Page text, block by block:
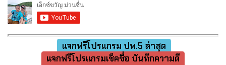
แจกฟรีโปรแกรม ปพ.5 ล่าสุด
แจกฟรีโปรแกรมเช็คชื่อ บันทึกความดี